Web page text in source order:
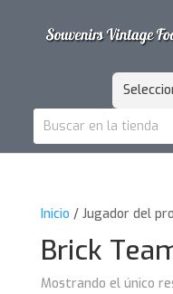
Inicio / Jugador del
Brick
Mostrando el único